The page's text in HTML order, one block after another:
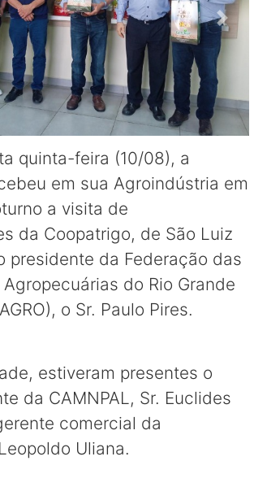
quinta-feira (10/08), a
em sua Agroindústria em
a visita de
da Coopatrigo, de São Luiz
presidente da Federação das
do Rio Grande
o Sr. Paulo Pires.
estiveram presentes o
da CAMNPAL, Sr. Euclides
comercial da
Uliana.